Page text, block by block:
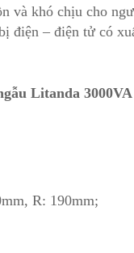
và khó chịu cho
điện – điện tử có
Litanda 3000VA
R: 190mm;